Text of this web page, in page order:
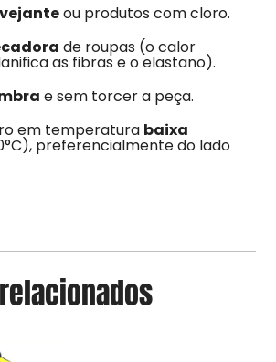
ou produtos com cloro.
de roupas (o calor
as fibras e o elastano).
e sem torcer a peça.
em temperatura baixa
preferencialmente do lado